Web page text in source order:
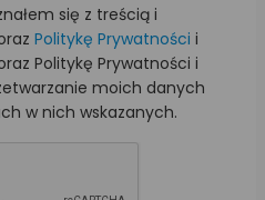
się z treścią i
Politykę Prywatności i
Politykę Prywatności i
moich danych
w nich wskazanych.